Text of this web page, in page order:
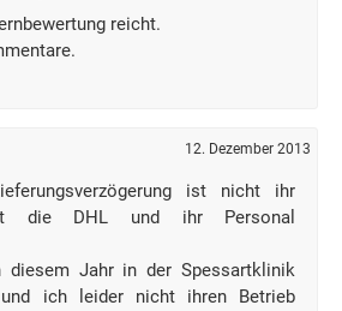
reicht.
12. Dezember 2013
ist nicht ihr
die DHL und ihr Personal
diesem Jahr in der Spessartklinik
ich leider nicht ihren Betrieb